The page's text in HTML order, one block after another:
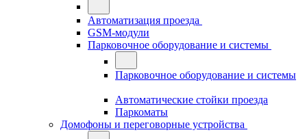
Автоматизация проезда
GSM-модули
Парковочное оборудование и системы
Парковочное оборудование и системы
Автоматические стойки проезда
Паркоматы
Домофоны и переговорные устройства